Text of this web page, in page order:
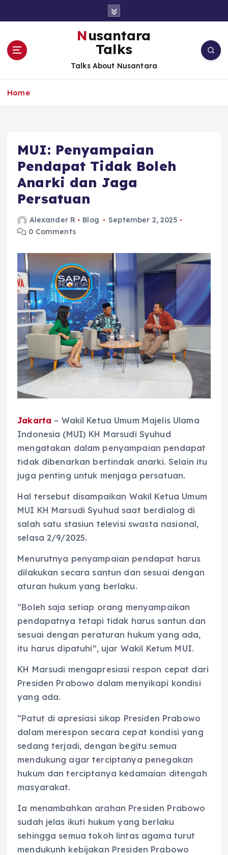
Nusantara
Talks
Talks About Nusantara
Home
MUI: Penyampaian
Pendapat Tidak Boleh
Anarki dan Jaga
Persatuan
Alexander R Blog
September 2, 2025
0 Comments
Jakarta – Wakil Ketua Umum Majelis Ulama
Indonesia (MUI) KH Marsudi Syuhud
mengatakan dalam penyampaian pendapat
tidak dibenarkan bertindak anarki. Selain itu
juga penting untuk menjaga persatuan.
Hal tersebut disampaikan Wakil Ketua Umum
MUI KH Marsudi Syuhud saat berdialog di
salah satu stasiun televisi swasta nasional,
selasa 2/9/2025.
Menurutnya penyampaian pendapat harus
dilakukan secara santun dan sesuai dengan
aturan hukum yang berlaku.
“Boleh saja setiap orang menyampaikan
pendapatnya tetapi tidak harus santun dan
sesuai dengan peraturan hukum yang ada,
itu harus dipatuhi”, ujar Wakil Ketum MUI.
KH Marsudi mengapresiasi respon cepat dari
Presiden Prabowo dalam menyikapi kondisi
yang ada.
“Patut di apresiasi sikap Presiden Prabowo
dalam merespon secara cepat kondisi yang
sedang terjadi, dengan begitu semua
mendukung agar terciptanya penegakan
hukum dan terciptanya kedamaian ditengah
masyarakat.
Ia menambahkan arahan Presiden Prabowo
sudah jelas ikuti hukum yang berlaku
sehingga semua tokoh lintas agama turut
mendukunh kebijakan Presiden Prabowo